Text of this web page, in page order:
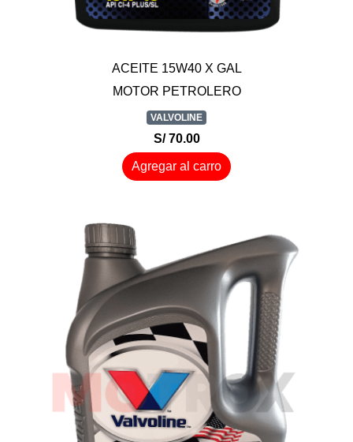
ACEITE 15W40 X GAL
MOTOR PETROLERO
VALVOLINE
S/ 70.00
Agregar al carro